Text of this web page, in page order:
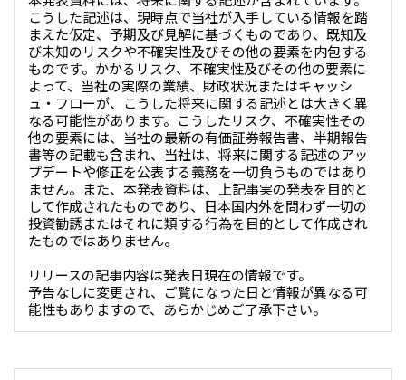
豪州三井物産株式会社
こうした記述は、現時点で当社が入手している情報を踏
まえた仮定、予期及び見解に基づくものであり、既知及
び未知のリスクや不確実性及びその他の要素を内包する
ものです。かかるリスク、不確実性及びその他の要素に
よって、当社の実際の業績、財政状況またはキャッシ
ュ・フローが、こうした将来に関する記述とは大きく異
なる可能性があります。こうしたリスク、不確実性その
他の要素には、当社の最新の有価証券報告書、半期報告
書等の記載も含まれ、当社は、将来に関する記述のアッ
プデートや修正を公表する義務を一切負うものではあり
ません。また、本発表資料は、上記事実の発表を目的と
して作成されたものであり、日本国内外を問わず一切の
投資勧誘またはそれに類する行為を目的として作成され
たものではありません。
リリースの記事内容は発表日現在の情報です。
予告なしに変更され、ご覧になった日と情報が異なる可
能性もありますので、あらかじめご了承下さい。